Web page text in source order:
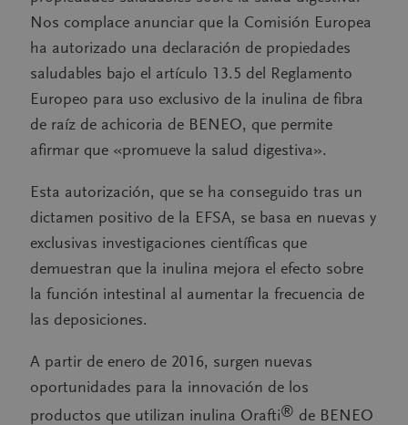
Nos complace anunciar que la Comisión Europea
ha autorizado una declaración de propiedades
saludables bajo el artículo 13.5 del Reglamento
Europeo para uso exclusivo de la inulina de fibra
de raíz de achicoria de BENEO, que permite
afirmar que «promueve la salud digestiva».
Esta autorización, que se ha conseguido tras un
dictamen positivo de la EFSA, se basa en nuevas y
exclusivas investigaciones científicas que
demuestran que la inulina mejora el efecto sobre
la función intestinal al aumentar la frecuencia de
las deposiciones.
A partir de enero de 2016, surgen nuevas
oportunidades para la innovación de los
productos que utilizan inulina Orafti® de BENEO